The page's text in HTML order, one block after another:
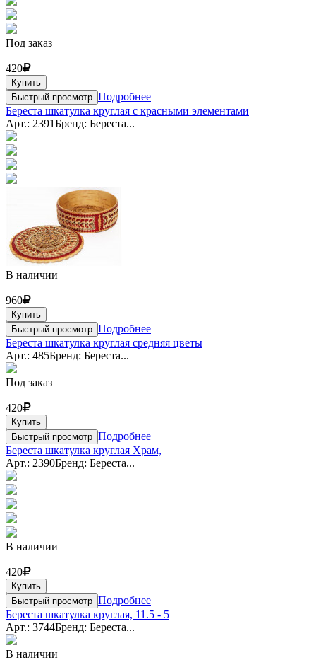
Под заказ
420
Купить
Быстрый просмотр Подробнее
Береста шкатулка круглая с красными элементами
Арт.: 2391Бренд: Береста...
В наличии
960
Купить
Быстрый просмотр Подробнее
Береста шкатулка круглая средняя цветы
Арт.: 485Бренд: Береста...
Под заказ
420
Купить
Быстрый просмотр Подробнее
Береста шкатулка круглая Храм,
Арт.: 2390Бренд: Береста...
В наличии
420
Купить
Быстрый просмотр Подробнее
Береста шкатулка круглая, 11.5 - 5
Арт.: 3744Бренд: Береста...
В наличии